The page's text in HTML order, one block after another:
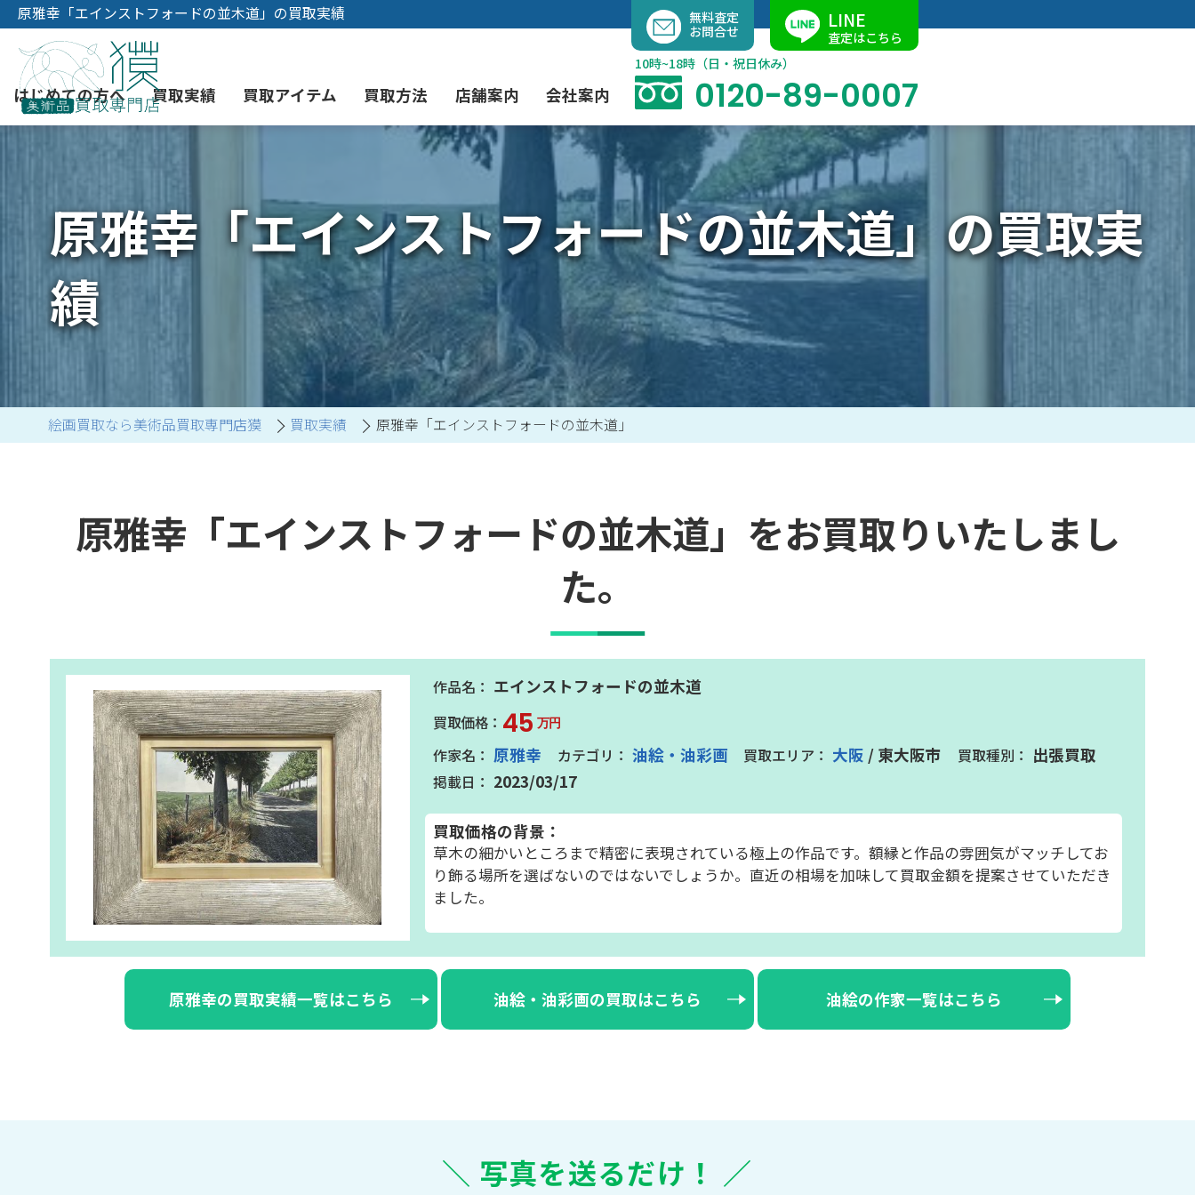
容
キ
ッ
プ
原雅幸「エインストフォードの並木道」の買取実績
はじめての方へ
初めての美術品売却 よくあるご質問 ブログ
YOUTUBE instagram Facebook
買取実績 買取アイテム
絵画買取 現代アート買取 掛軸買取
骨董品買取 茶道具買取 陶磁器・陶器買取
西洋アンティーク買取 彫刻・ブロンズ買取
工芸品買取
買取方法
3つの買取方法 出張買取（無料） 店舗での買取
宅配・郵送買取 業者間オークション出品代行 催事買取
時価評価サービス
店舗案内
東京店 大阪店 名古屋店
会社案内
会社概要 当社の特徴 求人情報
消費者志向自主宣言
無料査定
お問合せ
LINE
査定はこちら
10時~18時（日・祝日休み）
0120-89-0007
原雅幸「エインストフォードの並木道」の買取実
績
絵画買取なら美術品買取専門店獏 買取実績 原雅幸「エインストフォードの並木道」
原雅幸「エインストフォードの並木道」をお買取りいたしまし
た。
エインストフォードの並木道
45 万円
原雅幸 油絵・油彩画 大阪 / 東大阪市
出張買取
2023/03/17
買取価格の背景：
草木の細かいところまで精密に表現されている極上の作品です。額縁と作品の雰囲気がマッチしてお
り飾る場所を選ばないのではないでしょうか。直近の相場を加味して買取金額を提案させていただき
ました。
原雅幸の買取実績一覧はこちら 油絵・油彩画の買取はこちら 油絵の作家一覧はこちら
＼ 写真を送るだけ！ ／